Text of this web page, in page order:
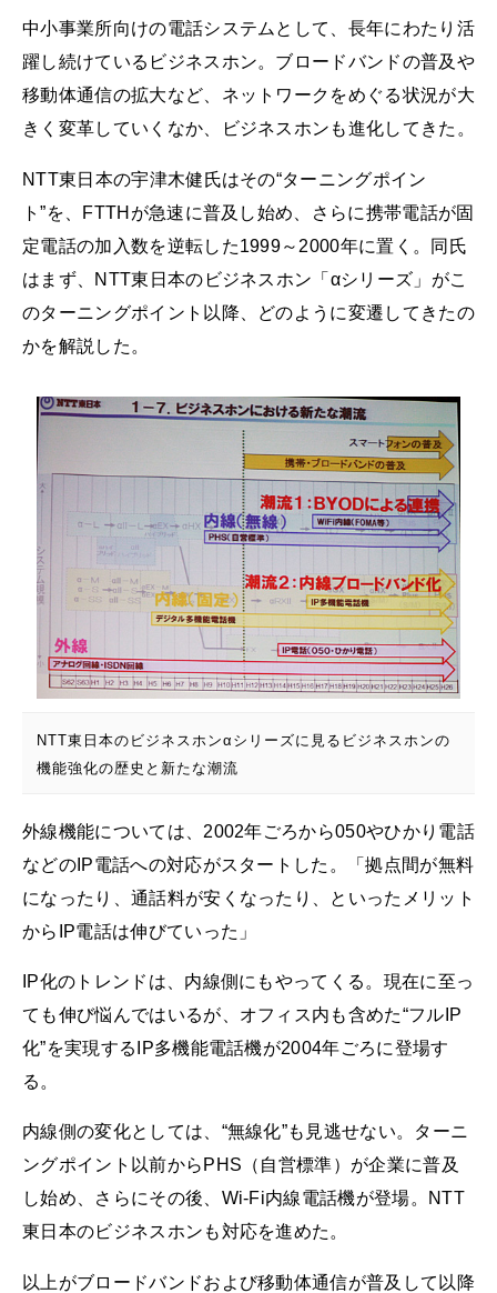
中小事業所向けの電話システムとして、長年にわたり活
躍し続けているビジネスホン。ブロードバンドの普及や
移動体通信の拡大など、ネットワークをめぐる状況が大
きく変革していくなか、ビジネスホンも進化してきた。
NTT東日本の宇津木健氏はその“ターニングポイン
ト”を、FTTHが急速に普及し始め、さらに携帯電話が固
定電話の加入数を逆転した1999～2000年に置く。同氏
はまず、NTT東日本のビジネスホン「αシリーズ」がこ
のターニングポイント以降、どのように変遷してきたの
かを解説した。
NTT東日本のビジネスホンαシリーズに見るビジネスホンの
機能強化の歴史と新たな潮流
外線機能については、2002年ごろから050やひかり電話
などのIP電話への対応がスタートした。「拠点間が無料
になったり、通話料が安くなったり、といったメリット
からIP電話は伸びていった」
IP化のトレンドは、内線側にもやってくる。現在に至っ
ても伸び悩んではいるが、オフィス内も含めた“フルIP
化”を実現するIP多機能電話機が2004年ごろに登場す
る。
内線側の変化としては、“無線化”も見逃せない。ターニ
ングポイント以前からPHS（自営標準）が企業に普及
し始め、さらにその後、Wi-Fi内線電話機が登場。NTT
東日本のビジネスホンも対応を進めた。
以上がブロードバンドおよび移動体通信が普及して以降